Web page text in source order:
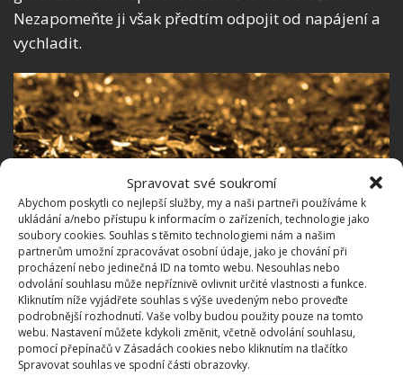
Spravovat své soukromí
Abychom poskytli co nejlepší služby, my a naši partneři používáme k
ukládání a/nebo přístupu k informacím o zařízeních, technologie jako
soubory cookies. Souhlas s těmito technologiemi nám a našim
partnerům umožní zpracovávat osobní údaje, jako je chování při
procházení nebo jedinečná ID na tomto webu. Nesouhlas nebo
odvolání souhlasu může nepříznivě ovlivnit určité vlastnosti a funkce.
Kliknutím níže vyjádřete souhlas s výše uvedeným nebo proveďte
podrobnější rozhodnutí. Vaše volby budou použity pouze na tomto
webu. Nastavení můžete kdykoli změnit, včetně odvolání souhlasu,
pomocí přepínačů v Zásadách cookies nebo kliknutím na tlačítko
Spravovat souhlas ve spodní části obrazovky.
Nezapomeňte ji však předtím odpojit od napájení a
vychladit.
Fotografie: Pixabay
S alobalem se také můžete postarat i o vaše stříbrné